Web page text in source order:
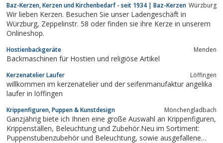
Baz-Kerzen, Kerzen und Kirchenbedarf - seit 1934 | Baz-Kerzen Würzburg
Wir lieben Kerzen. Besuchen Sie unser Ladengeschäft in
Würzburg, Zeppelinstr. 58 oder finden sie ihre Kerze in unserem
Onlineshop.
Hostienbackgeräte Menden
Backmaschinen für Hostien und religiöse Artikel
Kerzenatelier Laufer Löffingen
willkommen im kerzenatelier und der seifenmanufaktur angelika
laufer in löffingen
Krippenfiguren, Puppen & Kunstdesign Mönchengladbach
Ganzjährig biete ich Ihnen eine große Auswahl an Krippenfiguren,
Krippenställen, Beleuchtung und Zubehör.Neu im Sortiment:
Puppenstubenzubehör und Beleuchtung, sowie ausgefallene